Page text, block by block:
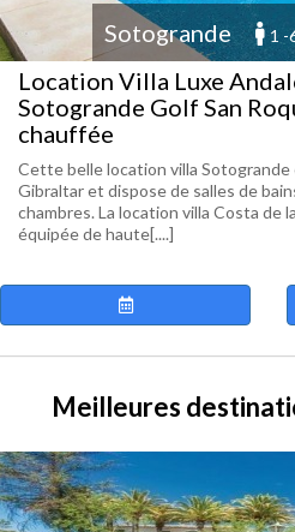
Sotogrande 1 -
Location Villa Luxe
Sotogrande Golf San
chauffée
Cette belle location villa
Gibraltar et dispose de salles de
chambres. La location villa Costa de
équipée de haute[....]
Meilleures